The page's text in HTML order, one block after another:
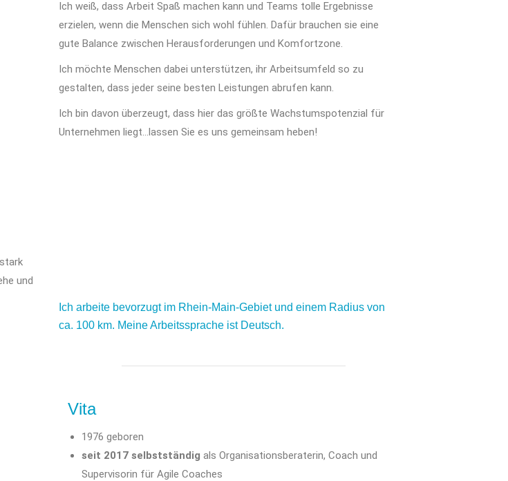
Ich weiß, dass Arbeit Spaß machen kann und Teams tolle Ergebnisse
erzielen, wenn die Menschen sich wohl fühlen. Dafür brauchen sie eine
gute Balance zwischen Herausforderungen und Komfortzone.
Ich möchte Menschen dabei unterstützen, ihr Arbeitsumfeld so zu
gestalten, dass jeder seine besten Leistungen abrufen kann.
Ich bin davon überzeugt, dass hier das größte Wachstumspotenzial für
Unternehmen liegt…lassen Sie es uns gemeinsam heben!
und
Ich arbeite bevorzugt im Rhein-Main-Gebiet und einem Radius von
ca. 100 km. Meine Arbeitssprache ist Deutsch.
Vita
1976 geboren
seit 2017 selbstständig als Organisationsberaterin, Coach und
Supervisorin für Agile Coaches